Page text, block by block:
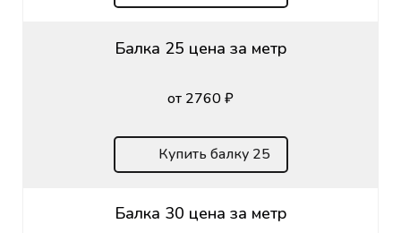
Балка 25 цена за метр
от 2760 ₽
Купить балку 25
Балка 30 цена за метр